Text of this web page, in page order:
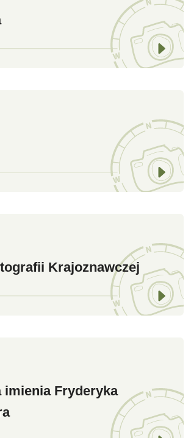
Krajoznawczej
imienia Fryderyka